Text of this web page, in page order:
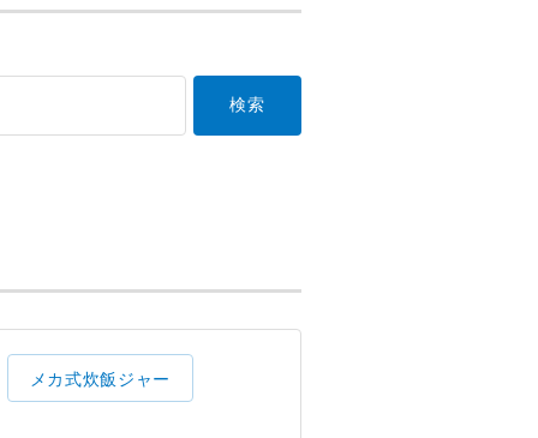
メカ式炊飯ジャー